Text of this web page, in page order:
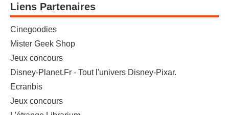
Liens Partenaires
Cinegoodies
Mister Geek Shop
Jeux concours
Disney-Planet.Fr - Tout l'univers Disney-Pixar.
Ecranbis
Jeux concours